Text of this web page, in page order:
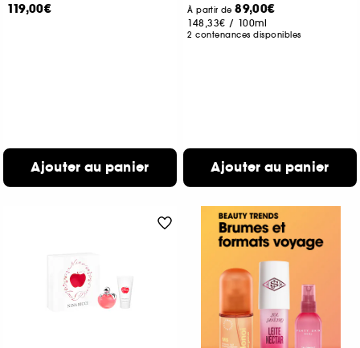
119,00€
Ajouter au panier
À partir de89,00€
148,33€ / 100ml
2 contenances disponibles
Ajouter au panier